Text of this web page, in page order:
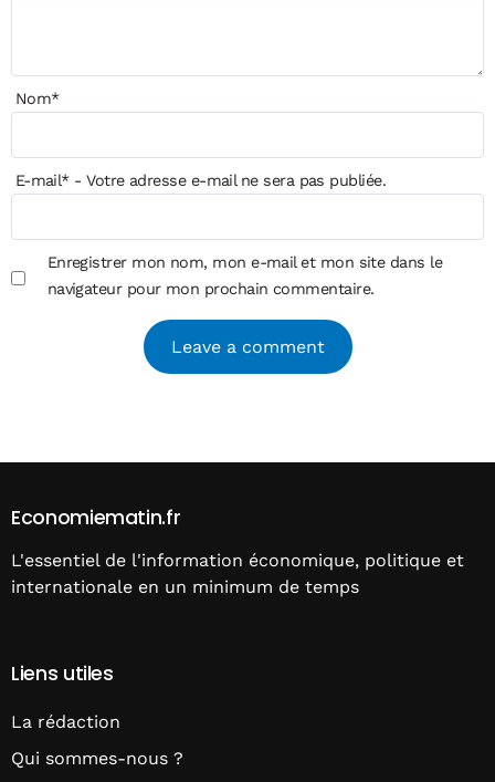
Nom*
E-mail*- Votre adresse e-mail ne sera pas publiée.
Enregistrer mon nom, mon e-mail et mon site dans le
navigateur pour mon prochain commentaire.
Economiematin.fr
L'essentiel de l'information économique, politique et
internationale en un minimum de temps
Liens utiles
La rédaction
Qui sommes-nous ?